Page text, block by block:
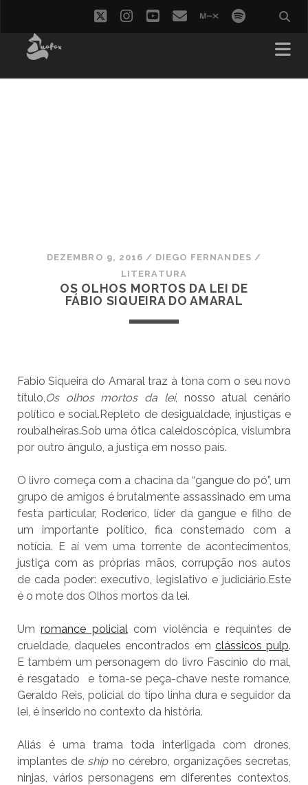
twitterinstagram
youtube
emailmixcloud
spotify
DEZEMBRO 9, 2016 / DIEGO FERNANDES /
LITERATURA
OS OLHOS MORTOS DA LEI DE
FÁBIO SIQUEIRA DO AMARAL
Fabio Siqueira do Amaral traz à tona com o seu novo
título,Os olhos mortos da lei, nosso atual cenário
político e social.Repleto de desigualdade, injustiças e
roubalheiras.Sob uma ótica caleidoscópica, vislumbra
por outro ângulo, a justiça em nosso país.
O livro começa com a chacina da “gangue do pó”, um
grupo de amigos é brutalmente assassinado em uma
festa particular, Roderico, líder da gangue e filho de
um importante político, fica consternado com a
notícia. E aí vem uma torrente de acontecimentos,
justiça com as próprias mãos, corrupção nos autos
de cada poder: executivo, legislativo e judiciário.Este
é o mote dos Olhos mortos da lei.
Umromance policialcom violência e requintes de
crueldade, daqueles encontrados em clássicos pulp.
E também um personagem do livro Fascínio do mal,
é resgatado e torna-se peça-chave neste romance,
Geraldo Reis, policial do tipo linha dura e seguidor da
lei, é inserido no contexto da história.
Aliás é uma trama toda interligada com drones,
implantes de shipno cérebro, organizações secretas,
ninjas, vários personagens em diferentes contextos,